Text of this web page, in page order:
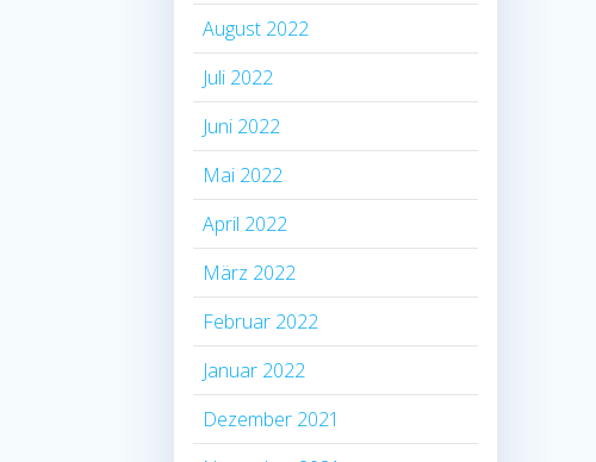
August 2022
Juli 2022
Juni 2022
Mai 2022
April 2022
März 2022
Februar 2022
Januar 2022
Dezember 2021